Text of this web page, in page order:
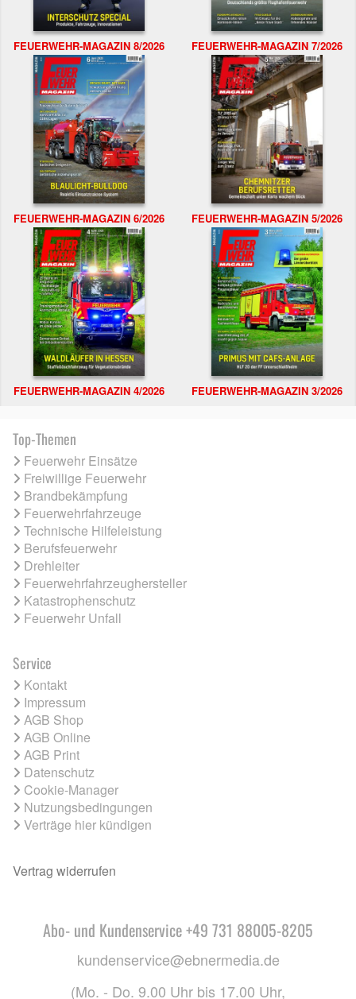
FEUERWEHR-MAGAZIN 8/2026 FEUERWEHR-MAGAZIN 7/2026
FEUERWEHR-MAGAZIN 6/2026 FEUERWEHR-MAGAZIN 5/2026
FEUERWEHR-MAGAZIN 4/2026 FEUERWEHR-MAGAZIN 3/2026
Top-Themen
Feuerwehr Einsätze
Freiwillige Feuerwehr
Brandbekämpfung
Feuerwehrfahrzeuge
Technische Hilfeleistung
Berufsfeuerwehr
Drehleiter
Feuerwehrfahrzeughersteller
Katastrophenschutz
Feuerwehr Unfall
Service
Kontakt
Impressum
AGB Shop
AGB Online
AGB Print
Datenschutz
Cookie-Manager
Nutzungsbedingungen
Verträge hier kündigen
Vertrag widerrufen
Abo- und Kundenservice +49 731 88005-8205
kundenservice@ebnermedia.de
(Mo. - Do. 9.00 Uhr bis 17.00 Uhr,